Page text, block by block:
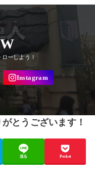
とうございます！
送る Pocket